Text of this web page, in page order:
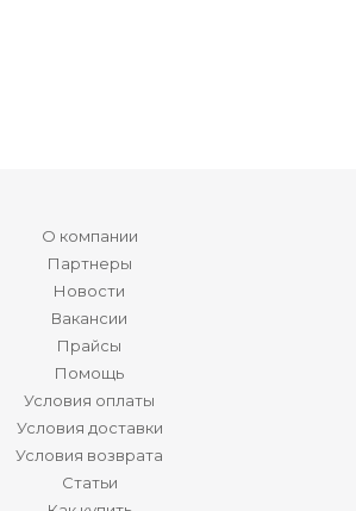
О компании
Партнеры
Новости
Вакансии
Прайсы
Помощь
Условия оплаты
Условия доставки
Условия возврата
Статьи